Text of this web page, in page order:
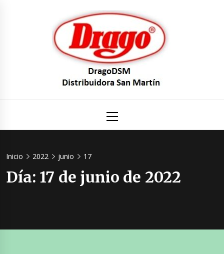
principal
Inicio 2022 junio 17
Día: 17 de junio de 2022